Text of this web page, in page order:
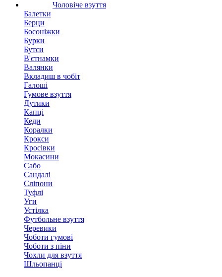
Чоловіче взуття
Балетки
Берци
Босоніжки
Бурки
Бутси
В'єтнамки
Валянки
Вкладиш в чобіт
Галоші
Гумове взуття
Дутики
Капці
Кеди
Коралки
Крокси
Кросівки
Мокасини
Сабо
Сандалі
Сліпони
Туфлі
Уги
Устілка
Футбольне взуття
Черевики
Чоботи гумові
Чоботи з піни
Чохли для взуття
Шльопанці